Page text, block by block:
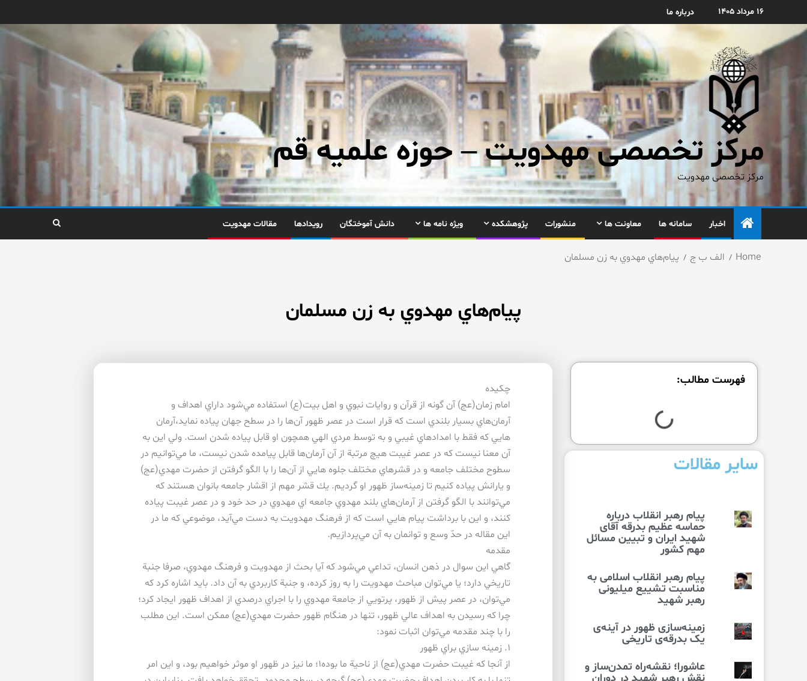
۱۶ مرداد ۱۴۰۵ درباره ما
مرکز تخصصی مهدویت – حوزه علمیه قم
مرکز تخصصی مهدویت
اخبار سامانه ها معاونت ها منشورات پژوهشکده ویژه نامه ها دانش آموختگان رویدادها مقالات مهدویت
Home الف ب ج پيام‌هاي مهدوي به زن مسلمان
پيام‌هاي مهدوي به زن مسلمان
فهرست مطالب:
سایر مقالات
پیام رهبر انقلاب درباره
حماسه عظیم بدرقه آقای
شهید ایران و تبیین مسائل
مهم کشور
پیام رهبر انقلاب اسلامی به
مناسبت تشییع میلیونی
رهبر شهید
زمینه‌سازی ظهور در آینه‌ی
یک بدرقه‌ی تاریخی
عاشورا؛ نقشه‌راه تمدن‌ساز و
چكيده
امام زمان(عج) آن گونه از قرآن و روايات نبوي و اهل بيت(ع) استفاده مي‌شود داراي اهداف و
آرمان‌هاي بسيار بلندي است كه قرار است در عصر ظهور آن‌ها را در سطح جهان پياده نمايد،آرمان
هايي كه فقط با امدادهاي غيبي و به توسط مردي الهي همچون او قابل پياده شدن است. ولي اين به
آن معنا نيست كه در عصر غيبت هيچ مرتبة از آن آرمان‌ها قابل پيامده شدن نيست، ما مي‌توانيم در
سطوح مختلف جامعه و در قشرهاي مختلف جلوه هايي از آن‌ها را با الگو گرفتن از حضرت مهدي(عج)
و يارانش پياده كنيم تا زمينه‌ساز ظهور او گرديم. يك قشر مهم از اقشار جامعه بانوان هستند كه
مي‌توانند با الگو گرفتن از آرمان‌هاي بلند مهدوي جامعه اي مهدوي در حد خود و در عصر غيبت پياده
كنند، و اين با برداشت پيام هايي است كه از فرهنگ مهدويت به دست مي‌آيد، موضوعي كه ما در
اين مقاله در حدّ وسع و توانمان به آن مي‌پردازيم.
مقدمه
گاهي اين سوال در ذهن انسان، تداعي مي‌شود كه آيا بحث از مهدويت و فرهنگ مهدوي، صرفا جنبة
تاريخي دارد؛ يا مي‌توان مباحث مهدويت را به روز كرده، و جنبة كاربردي به آن داد. بايد اشاره كرد كه
مي‌توان، در عصر پيش از ظهور، پرتويي از جامعة مهدوي را با اجراي درصدي از اهداف ظهور ايجاد كرد؛
چرا كه رسيدن به اهداف عالي ظهور، تنها در هنگام ظهور حضرت مهدي(عج) ممكن است. اين مطلب
را با چند مقدمه مي‌توان اثبات نمود:
۱. زمينه سازي براي ظهور
از آنجا كه غيبت حضرت مهدي(عج) از ناحية ما بوده۱؛ ما نيز در ظهور او موثر خواهيم بود، و اين امر